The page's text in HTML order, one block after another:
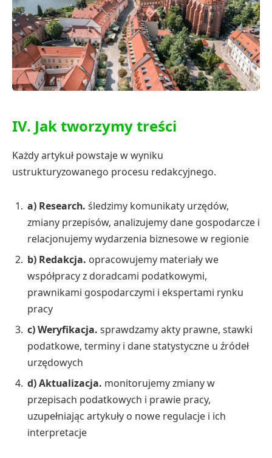
IV. Jak tworzymy treści
Każdy artykuł powstaje w wyniku
ustrukturyzowanego procesu redakcyjnego.
a) Research. śledzimy komunikaty urzędów,
zmiany przepisów, analizujemy dane gospodarcze i
relacjonujemy wydarzenia biznesowe w regionie
b) Redakcja. opracowujemy materiały we
współpracy z doradcami podatkowymi,
prawnikami gospodarczymi i ekspertami rynku
pracy
c) Weryfikacja. sprawdzamy akty prawne, stawki
podatkowe, terminy i dane statystyczne u źródeł
urzędowych
d) Aktualizacja. monitorujemy zmiany w
przepisach podatkowych i prawie pracy,
uzupełniając artykuły o nowe regulacje i ich
interpretacje